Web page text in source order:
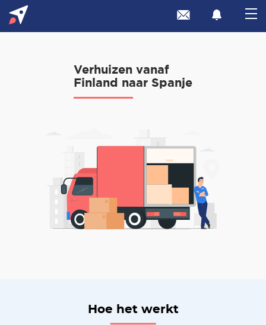
Verhuizen vanaf
Finland naar Spanje
Hoe het werkt